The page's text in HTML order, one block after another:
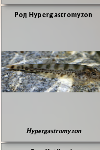
Род Hypergastromyzon
Hypergastromyzon